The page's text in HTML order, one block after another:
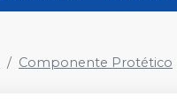
Componente Protético